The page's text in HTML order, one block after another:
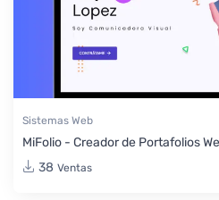
Sistemas Web
MiFolio - Creador de Portafolios
38 Ventas